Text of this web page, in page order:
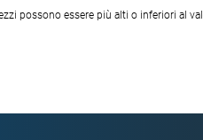
possono essere più alti o inferiori al